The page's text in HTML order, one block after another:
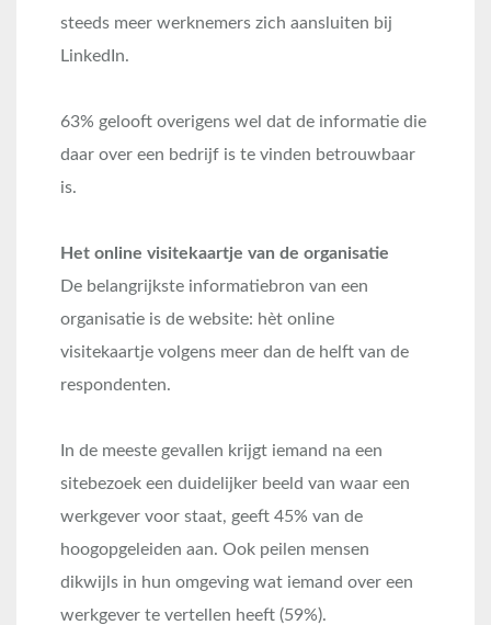
steeds meer werknemers zich aansluiten bij
LinkedIn.
63% gelooft overigens wel dat de informatie die
daar over een bedrijf is te vinden betrouwbaar
is.
Het online visitekaartje van de organisatie
De belangrijkste informatiebron van een
organisatie is de website: hèt online
visitekaartje volgens meer dan de helft van de
respondenten.
In de meeste gevallen krijgt iemand na een
sitebezoek een duidelijker beeld van waar een
werkgever voor staat, geeft 45% van de
hoogopgeleiden aan. Ook peilen mensen
dikwijls in hun omgeving wat iemand over een
werkgever te vertellen heeft (59%).